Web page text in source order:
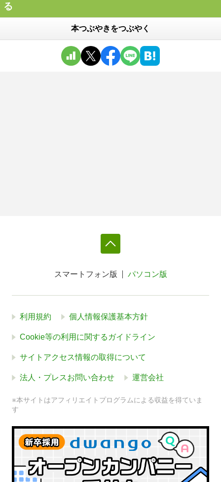
る
本つぶやきをつぶやく
スマートフォン版 パソコン版
利用規約 個人情報保護基本方針
Cookie等の利用に関するガイドライン
サイトアクセス情報の取得について
法人・プレスお問い合わせ 運営会社
※本サイトはアフィリエイトプログラムによる収益を得ていま
す